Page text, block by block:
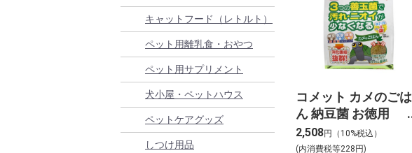
キャットフード（レトルト）
ペット用離乳食・おやつ
ペット用サプリメント
犬小屋・ペットハウス
ペットケアグッズ
しつけ用品
コメット カメのごは
ん 納豆菌 お徳用
1500g
2,508円（10%税込）
(内消費税等228円)